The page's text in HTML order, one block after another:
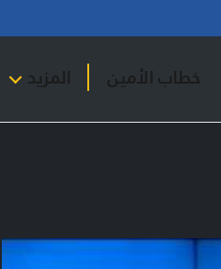
خطاب الأمين المزيد